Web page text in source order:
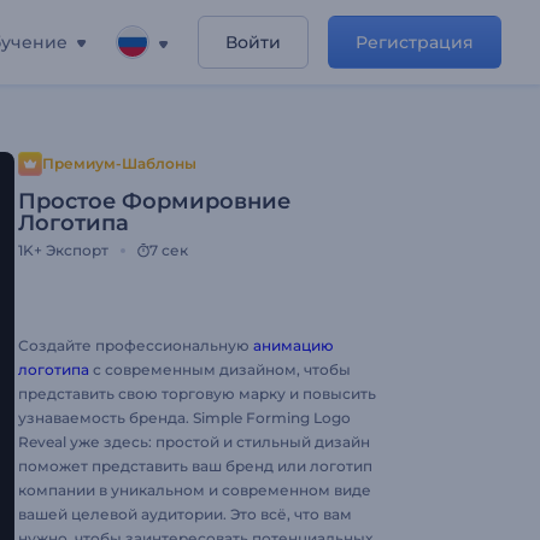
Войти Регистрация
Премиум-Шаблоны
Простое Формировние
Логотипа
1K+ Экспорт 7 сек
Создайте профессиональную анимацию
логотипа с современным дизайном, чтобы
представить свою торговую марку и повысить
узнаваемость бренда. Simple Forming Logo
Reveal уже здесь: простой и стильный дизайн
поможет представить ваш бренд или логотип
компании в уникальном и современном виде
вашей целевой аудитории. Это всё, что вам